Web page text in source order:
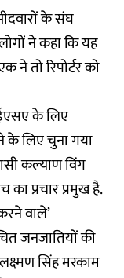
के संघ
ने कहा कि यह
तो रिपोर्टर को
के लिए
के लिए चुना गया
कल्याण विंग
का प्रचार प्रमुख है.
वाले’
जनजातियों की
सिंह मरकाम